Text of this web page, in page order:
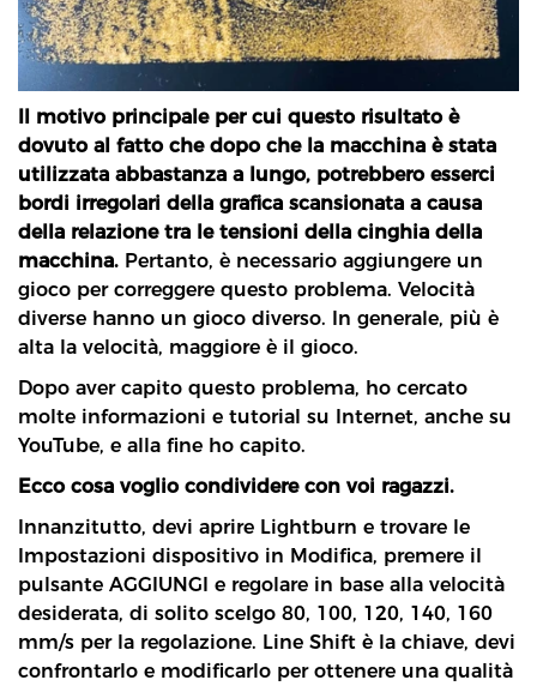
Il motivo principale per cui questo risultato è
dovuto al fatto che dopo che la macchina è stata
utilizzata abbastanza a lungo, potrebbero esserci
bordi irregolari della grafica scansionata a causa
della relazione tra le tensioni della cinghia della
macchina. Pertanto, è necessario aggiungere un
gioco per correggere questo problema. Velocità
diverse hanno un gioco diverso. In generale, più è
alta la velocità, maggiore è il gioco.
Dopo aver capito questo problema, ho cercato
molte informazioni e tutorial su Internet, anche su
YouTube, e alla fine ho capito.
Ecco cosa voglio condividere con voi ragazzi.
Innanzitutto, devi aprire Lightburn e trovare le
Impostazioni dispositivo in Modifica, premere il
pulsante AGGIUNGI e regolare in base alla velocità
desiderata, di solito scelgo 80, 100, 120, 140, 160
mm/s per la regolazione. Line Shift è la chiave, devi
confrontarlo e modificarlo per ottenere una qualità